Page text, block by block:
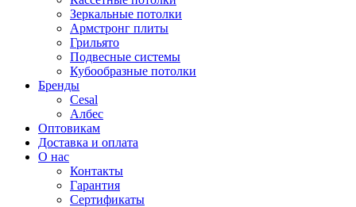
Зеркальные потолки
Армстронг плиты
Грильято
Подвесные системы
Кубообразные потолки
Бренды
Cesal
Албес
Оптовикам
Доставка и оплата
О нас
Контакты
Гарантия
Сертификаты